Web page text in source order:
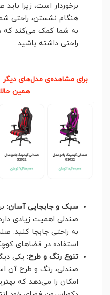
برخوردار است، زیرا
هنگام نشستن، راحتی
به شما کمک می‌کند که
راحتی داشته باشید.
برای مشاهده‌ی مدل‌های دیگر
همین
سبک و جابجایی آسان:
صندلی اهمیت زیادی
به راحتی جابجا کنید.
استفاده در فضاهای
تنوع رنگ و طرح: یکی
صندلی، رنگ و طرح آن
امکان را می‌دهد که